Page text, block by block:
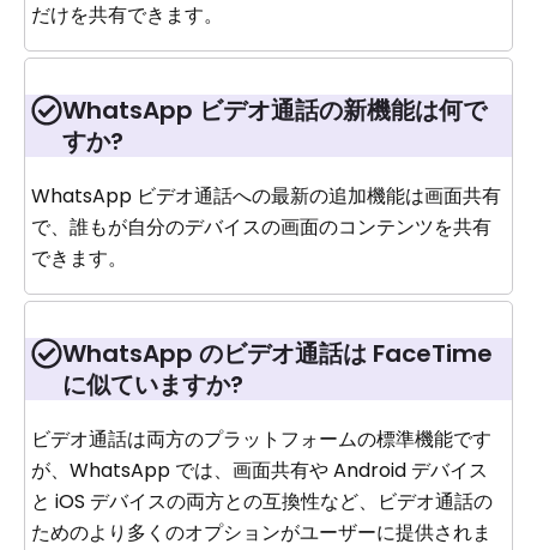
だけを共有できます。
WhatsApp ビデオ通話の新機能は何で
すか?
WhatsApp ビデオ通話への最新の追加機能は画面共有
で、誰もが自分のデバイスの画面のコンテンツを共有
できます。
WhatsApp のビデオ通話は FaceTime
に似ていますか?
ビデオ通話は両方のプラットフォームの標準機能です
が、Wh​​atsApp では、画面共有や Android デバイス
と iOS デバイスの両方との互換性など、ビデオ通話の
ためのより多くのオプションがユーザーに提供されま